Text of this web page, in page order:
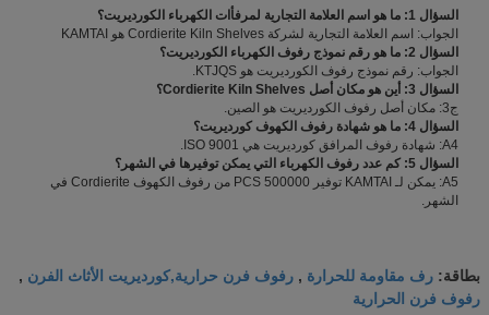
السؤال 1: ما هو اسم العلامة التجارية لمرفأات الكهرباء الكورديريت؟
الجواب: اسم العلامة التجارية لشركة Cordierite Kiln Shelves هو KAMTAI
السؤال 2: ما هو رقم نموذج رفوف الكهرباء الكورديريت؟
الجواب: رقم نموذج رفوف الكورديريت هو KTJQS.
السؤال 3: أين هو مكان أصل Cordierite Kiln Shelves؟
ج3: مكان أصل رفوف الكورديريت هو الصين.
السؤال 4: ما هو شهادة رفوف الكهوف كورديريت؟
A4: شهادة رفوف المرافق كورديريت هي ISO 9001.
السؤال 5: كم عدد رفوف الكهرباء التي يمكن توفيرها في الشهر؟
A5: يمكن لـ KAMTAI توفير 500000 PCS من رفوف الكهوف Cordierite في
الشهر.
بطاقة: رف مقاومة للحرارة , رفوف فرن حرارية,كورديريت الأثاث الفرن ,
رفوف فرن الحرارية